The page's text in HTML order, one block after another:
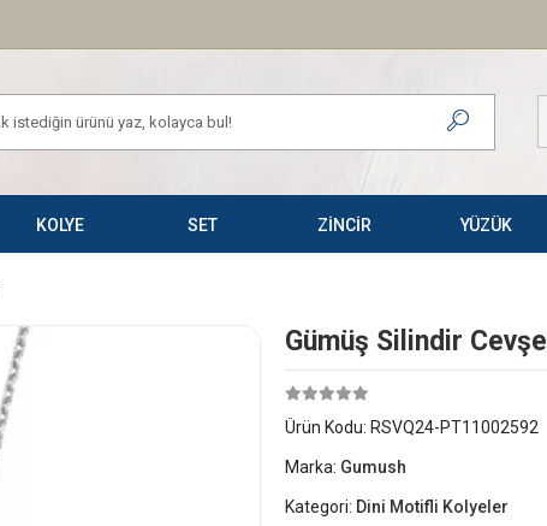
KOLYE SET ZİNCİR YÜZÜK
Gümüş Silindir
Ürün Kodu: RSVQ24-PT11002592
Marka: Gumush
Kategori: Dini Motifli Kolyeler